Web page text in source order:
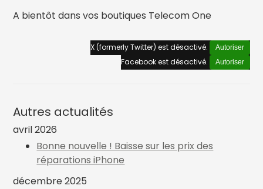
A bientôt dans vos boutiques Telecom One
X (formerly Twitter) est désactivé. Autoriser
Facebook est désactivé. Autoriser
Autres actualités
avril 2026
Bonne nouvelle ! Baisse sur les prix des
réparations iPhone
décembre 2025